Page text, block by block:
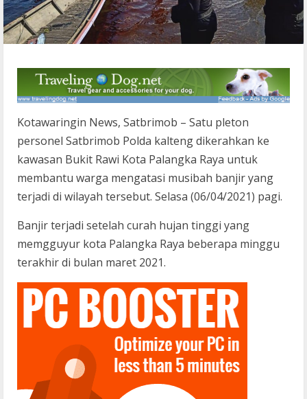
Kotawaringin News, Satbrimob – Satu pleton
personel Satbrimob Polda kalteng dikerahkan ke
kawasan Bukit Rawi Kota Palangka Raya untuk
membantu warga mengatasi musibah banjir yang
terjadi di wilayah tersebut. Selasa (06/04/2021) pagi.
Banjir terjadi setelah curah hujan tinggi yang
memgguyur kota Palangka Raya beberapa minggu
terakhir di bulan maret 2021.